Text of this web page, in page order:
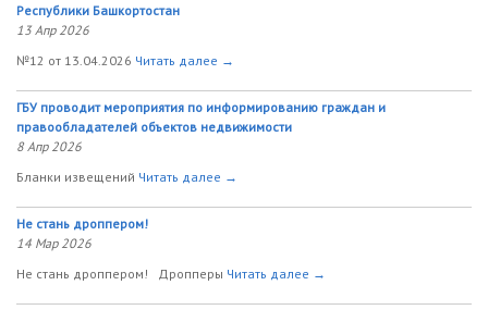
Республики Башкортостан
13 Апр 2026
№12 от 13.04.2026 Читать далее →
ГБУ проводит мероприятия по информированию граждан и
правообладателей объектов недвижимости
8 Апр 2026
Бланки извещений Читать далее →
Не стань дроппером!
14 Мар 2026
Не стань дроппером! Дропперы Читать далее →